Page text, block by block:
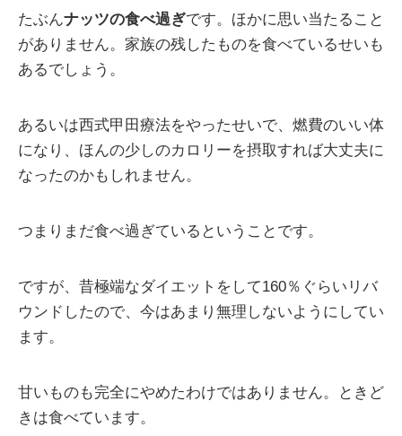
たぶんナッツの食べ過ぎです。ほかに思い当たること
がありません。家族の残したものを食べているせいも
あるでしょう。
あるいは西式甲田療法をやったせいで、燃費のいい体
になり、ほんの少しのカロリーを摂取すれば大丈夫に
なったのかもしれません。
つまりまだ食べ過ぎているということです。
ですが、昔極端なダイエットをして160％ぐらいリバ
ウンドしたので、今はあまり無理しないようにしてい
ます。
甘いものも完全にやめたわけではありません。ときど
きは食べています。